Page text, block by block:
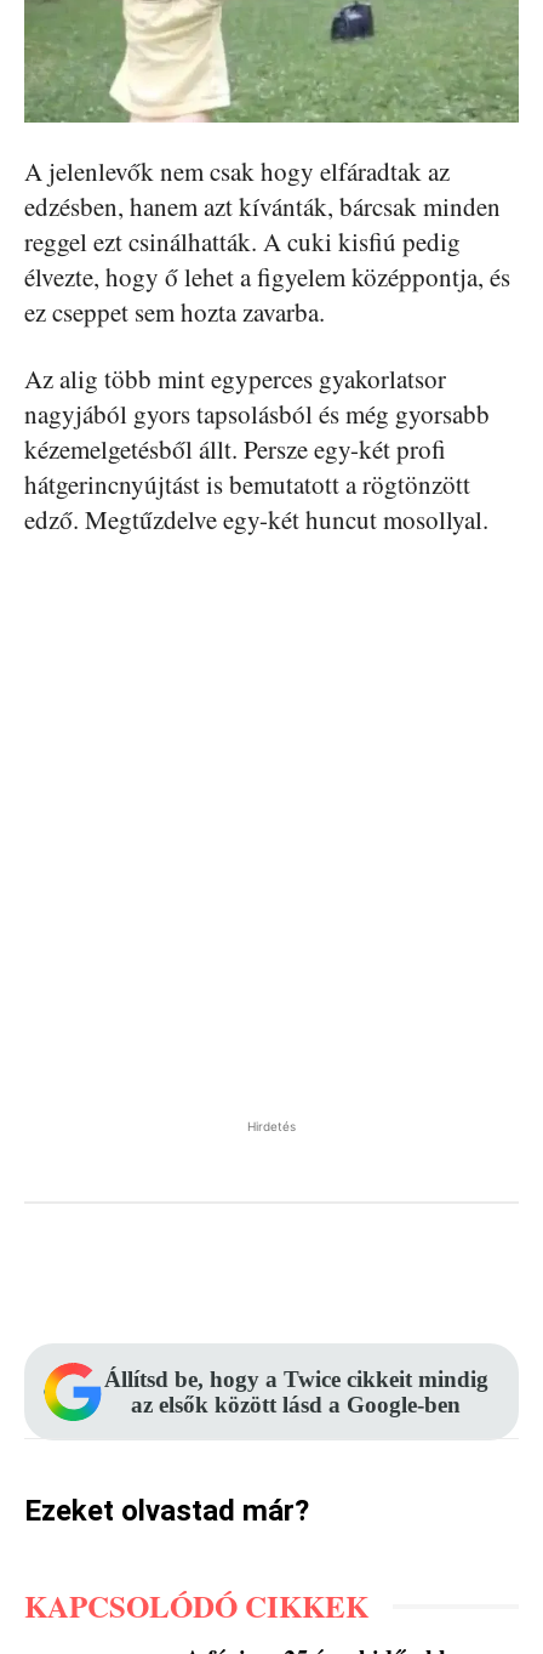
A jelenlevők nem csak hogy elfáradtak az
edzésben, hanem azt kívánták, bárcsak minden
reggel ezt csinálhatták. A cuki kisfiú pedig
élvezte, hogy ő lehet a figyelem középpontja, és
ez cseppet sem hozta zavarba.
Az alig több mint egyperces gyakorlatsor
nagyjából gyors tapsolásból és még gyorsabb
kézemelgetésből állt. Persze egy-két profi
hátgerincnyújtást is bemutatott a rögtönzött
edző. Megtűzdelve egy-két huncut mosollyal.
Hirdetés
Állítsd be, hogy a Twice cikkeit mindig
az elsők között lásd a Google-ben
Ezeket olvastad már?
KAPCSOLÓDÓ CIKKEK